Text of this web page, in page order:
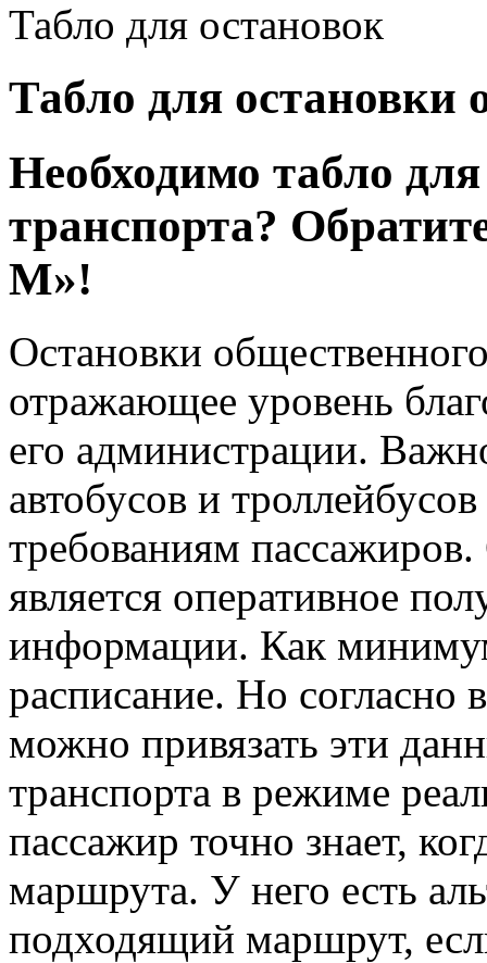
Табло для остановок
Табло для остановки
Необходимо табло
транспорта?
М»!
Остановки
отражающее уровень
его администрации.
автобусов и
требованиям
является оперативное
информации. Как
расписание. Но согласно
можно привязать эти
транспорта в режиме
пассажир точно знает,
маршрута. У него есть
подходящий маршрут,